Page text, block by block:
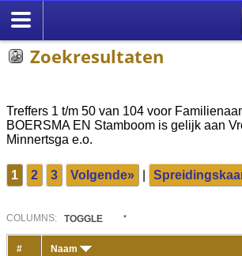
Zoekresultaten
Treffers 1 t/m 50 van 104 voor
BOERSMA EN Stamboom is gelijk aan
Minnertsga e.o.
1 2 3 Volgende»
COLUMN S: TOGGLE
# Naam